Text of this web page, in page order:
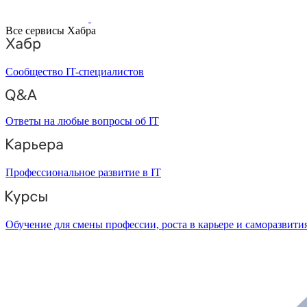
Все сервисы Хабра
Сообщество IT-специалистов
Ответы на любые вопросы об IT
Профессиональное развитие в IT
Обучение для смены профессии, роста в карьере и